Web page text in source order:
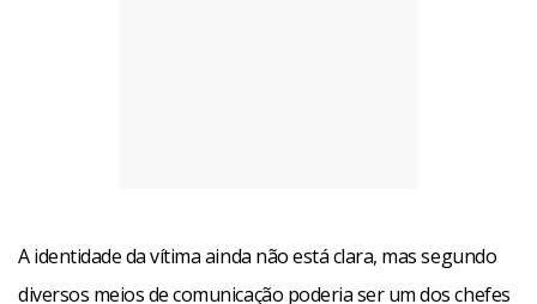
A identidade da vítima ainda não está clara, mas segundo
diversos meios de comunicação poderia ser um dos chefes